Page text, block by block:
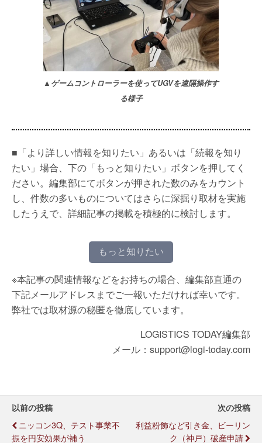
▲ゲームコントローラーを使ってUGVを遠隔操作す
る様子
■「より詳しい情報を知りたい」あるいは「続報を知り
たい」場合、下の「もっと知りたい」ボタンを押してく
ださい。編集部にてボタンが押された数のみをカウント
し、件数の多いものについてはさらに深掘り取材を実施
したうえで、詳細記事の掲載を積極的に検討します。
もっと知りたい
※本記事の関連情報などをお持ちの場合、編集部直通の
下記メールアドレスまでご一報いただければ幸いです。
弊社では取材源の秘匿を徹底しています。
LOGISTICS TODAY編集部
メール：support@logi-today.com
以前の投稿
ニッコン3Q、テスト事業不
振を円安効果が補う
次の投稿
利益粉飾など引き金、ビーリン
ク（神戸）破産申請